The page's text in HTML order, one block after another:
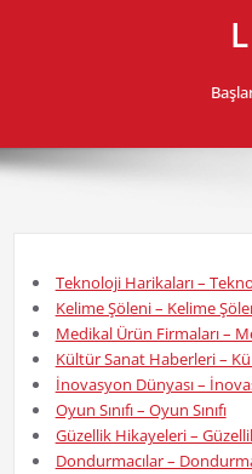
Teknoloji Harikaları –
Kelime Şöleni – Kelime
Medikal Ürün Firmaları –
Kültür Sanat Haberleri –
İnovasyon Dünyası –
Oyun Sınıfı – Oyun Sınıfı
Güzellik Hikayeleri –
Dondurmacılar –